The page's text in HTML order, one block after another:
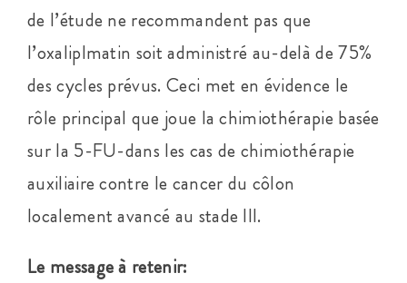
de l’étude ne recommandent pas que
l’oxaliplmatin soit administré au-delà de 75%
des cycles prévus. Ceci met en évidence le
rôle principal que joue la chimiothérapie basée
sur la 5-FU-dans les cas de chimiothérapie
auxiliaire contre le cancer du côlon
localement avancé au stade III.
Le message à retenir: